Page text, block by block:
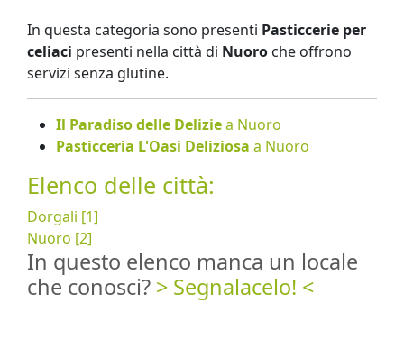
In questa categoria sono presenti Pasticcerie per
celiaci presenti nella città di Nuoro che offrono
servizi senza glutine.
Il Paradiso delle Deliziea Nuoro
Pasticceria L'Oasi Deliziosa a Nuoro
Elenco delle città:
Dorgali [1]
Nuoro [2]
In questo elenco manca un locale
che conosci? > Segnalacelo! <